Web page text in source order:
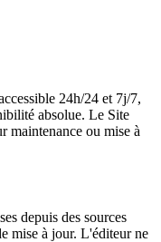
24h/24 et 7j/7,
absolue. Le Site
maintenance ou mise à
depuis des sources
mise à jour. L'éditeur ne